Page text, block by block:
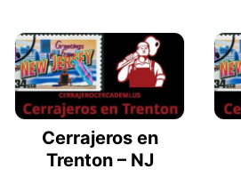
Cerrajeros en
Trenton – NJ